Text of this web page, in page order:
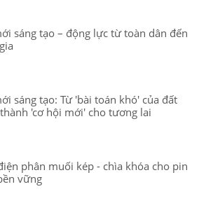
sáng tạo – động lực từ toàn dân đến
sáng tạo: Từ 'bài toán khó' của đất
'cơ hội mới' cho tương lai
phân muối kép - chìa khóa cho pin
vững